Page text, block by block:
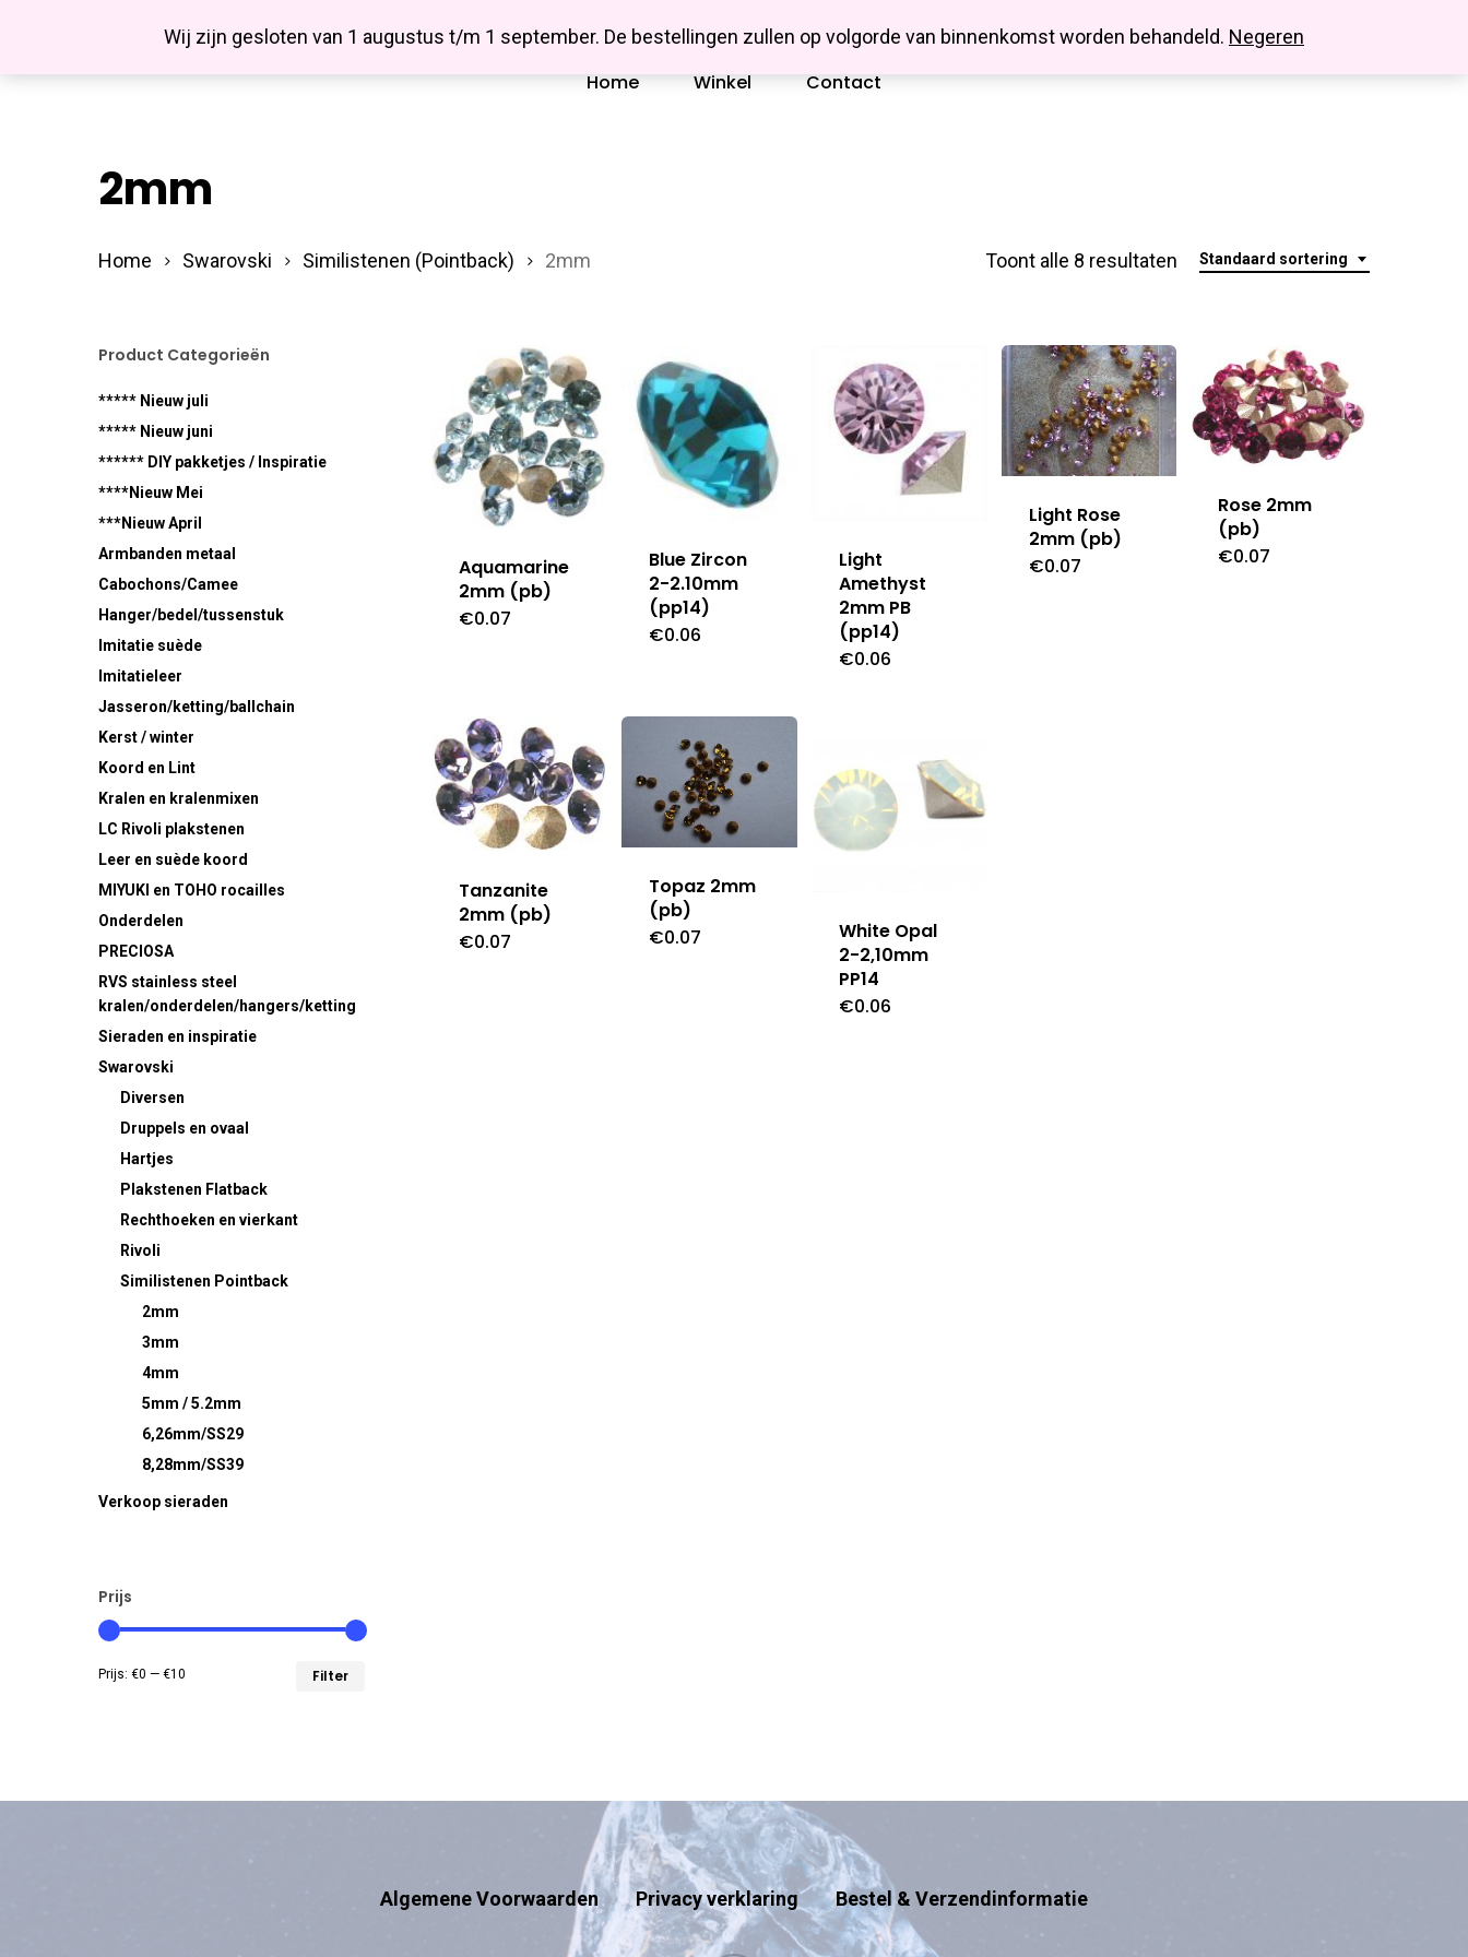
Wij zijn gesloten van 1 augustus t/m 1 september. De bestellingen zullen op volgorde van binnenkomst worden behandeld. Negeren
Hit enter to search or ESC to close
Missbluesieraden
Facebook
Home Winkel Contact
2mm
Standaard sortering
Toont alle 8 resultaten
Home Swarovski Similistenen (Pointback) 2mm
Product Categorieën
***** Nieuw juli
***** Nieuw juni
****** DIY pakketjes / Inspiratie
****Nieuw Mei
***Nieuw April
Armbanden metaal
Cabochons/Camee
Hanger/bedel/tussenstuk
Imitatie suède
Imitatieleer
Jasseron/ketting/ballchain
Kerst / winter
Koord en Lint
Kralen en kralenmixen
LC Rivoli plakstenen
Leer en suède koord
MIYUKI en TOHO rocailles
Onderdelen
PRECIOSA
RVS stainless steel
kralen/onderdelen/hangers/ketting
Sieraden en inspiratie
Swarovski
Diversen
Druppels en ovaal
Hartjes
Plakstenen Flatback
Rechthoeken en vierkant
Rivoli
Similistenen Pointback
2mm
3mm
4mm
5mm / 5.2mm
6,26mm/SS29
8,28mm/SS39
Verkoop sieraden
Prijs
Filter
Prijs: €0 — €10
Aquamarine
2mm (pb)
€0.07
Blue Zircon
2-2.10mm
(pp14)
€0.06
Light
Amethyst
2mm PB
(pp14)
€0.06
Light Rose
2mm (pb)
€0.07
Rose 2mm
(pb)
€0.07
Tanzanite
2mm (pb)
€0.07
Topaz 2mm
(pb)
€0.07
White Opal
2-2,10mm
PP14
€0.06
Algemene Voorwaarden Privacy verklaring Bestel & Verzendinformatie